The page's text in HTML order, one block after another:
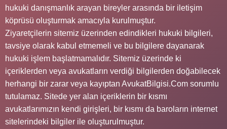
hukuki danışmanlık arayan bireyler arasında bir iletişim
köprüsü oluşturmak amacıyla kurulmuştur.
Ziyaretçilerin sitemiz üzerinden edindikleri hukuki bilgileri,
tavsiye olarak kabul etmemeli ve bu bilgilere dayanarak
hukuki işlem başlatmamalıdır. Sitemiz üzerinde ki
içeriklerden veya avukatların verdiği bilgilerden doğabilecek
herhangi bir zarar veya kayıptan AvukatBilgisi.Com sorumlu
tutulamaz. Sitede yer alan içeriklerin bir kısmı
avukatlarımızın kendi girişleri, bir kısmı da baroların internet
sitelerindeki bilgiler ile oluşturulmuştur.